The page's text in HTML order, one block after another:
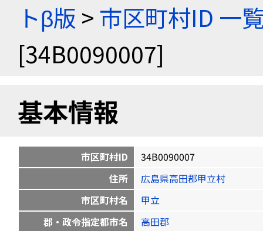
トβ版 > 市区町村ID 一
[34B0090007]
基本情報
市区町村ID
34B0090007
住所
広島県高田郡甲立村
市区町村名
甲立
郡・政令指定都市名
高田郡